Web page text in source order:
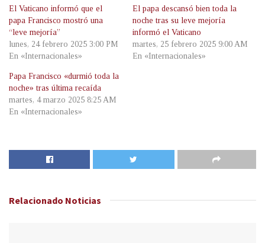
El Vaticano informó que el
papa Francisco mostró una
“leve mejoría”
lunes, 24 febrero 2025 3:00 PM
En «Internacionales»
El papa descansó bien toda la
noche tras su leve mejoría
informó el Vaticano
martes, 25 febrero 2025 9:00 AM
En «Internacionales»
Papa Francisco «durmió toda la
noche» tras última recaída
martes, 4 marzo 2025 8:25 AM
En «Internacionales»
Relacionado Noticias